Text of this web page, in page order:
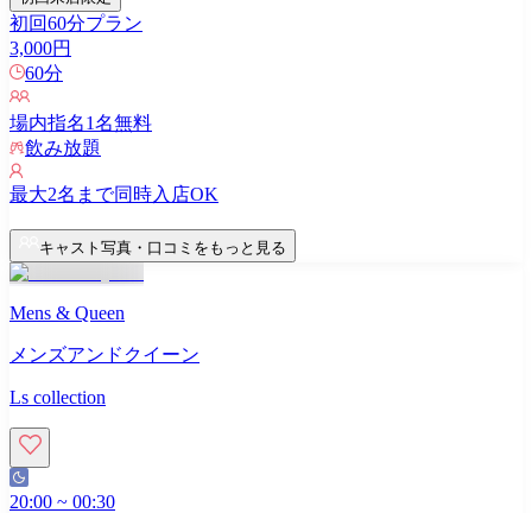
初回60分プラン
3,000円
60分
場内指名1名無料
飲み放題
最大2名まで同時入店OK
キャスト写真・口コミをもっと見る
Mens & Queen
メンズアンドクイーン
Ls collection
20:00 ~ 00:30